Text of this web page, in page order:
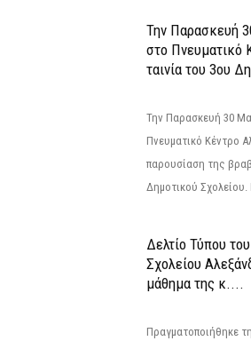
Την Παρασκευή
στο Πνευματικό
ταινία του 3ου
Την Παρασκευή 30
Πνευματικό Κέντρο
παρουσίαση της
Δημοτικού Σχολείου.
Δελτίο Τύπου
Σχολείου
μάθημα της κ....
Πραγματοποιήθηκε